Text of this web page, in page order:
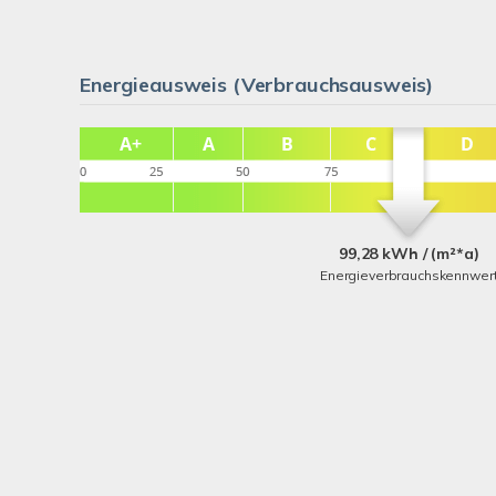
Energieausweis (Verbrauchsausweis)
99,28 kWh / (m²*a)